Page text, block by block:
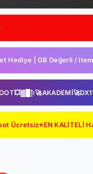
| GB Değerli / Item
Ücretsiz⭐EN KALİTELİ